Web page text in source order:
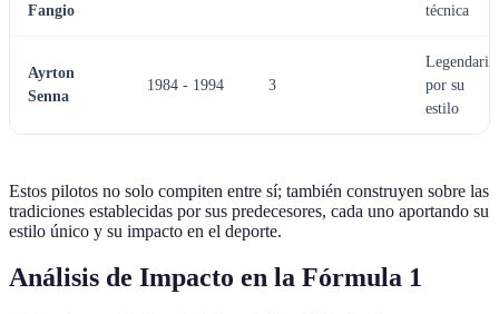
Fangio
técnica
Ayrton
Senna
1984 - 1994 3
Legendario
por su
estilo
Estos pilotos no solo compiten entre sí; también construyen sobre las
tradiciones establecidas por sus predecesores, cada uno aportando su
estilo único y su impacto en el deporte.
Análisis de Impacto en la Fórmula 1